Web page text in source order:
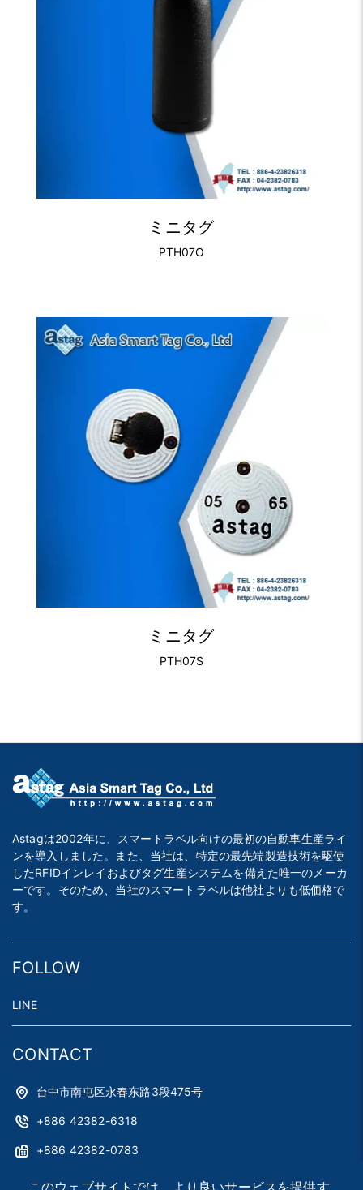
ミニタグ
PTH07O
ミニタグ
PTH07S
このウェブサイトでは、より良いサービスを提供す
Astagは2002年に、スマートラベル向けの最初の自動車生産ライ
ンを導入しました。また、当社は、特定の最先端製造技術を駆使
したRFIDインレイおよびタグ生産システムを備えた唯一のメーカ
ーです。そのため、当社のスマートラベルは他社よりも低価格で
す。
FOLLOW
LINE
CONTACT
台中市南屯区永春东路3段475号
+886 42382-6318
+886 42382-0783
astag@astag.com